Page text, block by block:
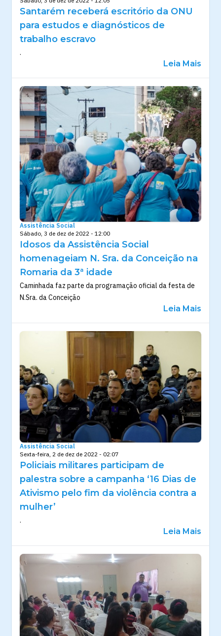
Santarém receberá escritório da ONU
para estudos e diagnósticos de
trabalho escravo
.
Leia Mais
Assistência Social
Sábado, 3 de dez de 2022 - 12:00
Idosos da Assistência Social
homenageiam N. Sra. da Conceição na
Romaria da 3ª idade
Caminhada faz parte da programação oficial da festa de
N.Sra. da Conceição
Leia Mais
Assistência Social
Sexta-feira, 2 de dez de 2022 - 02:07
Policiais militares participam de
palestra sobre a campanha ‘16 Dias de
Ativismo pelo fim da violência contra a
mulher’
.
Leia Mais